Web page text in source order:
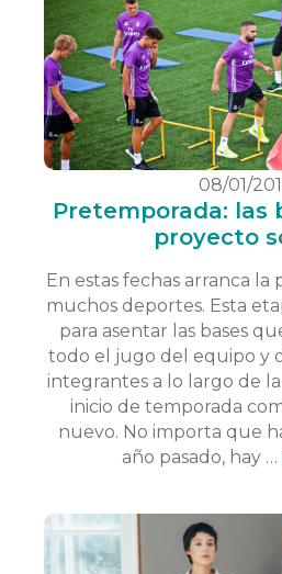
08/01/
Pretemporada: las
proyecto
En estas fechas arranca
muchos deportes. Esta
para asentar las bases
todo el jugo del equipo y
integrantes a lo largo de
inicio de temporada
nuevo. No importa que
año pasado, hay …